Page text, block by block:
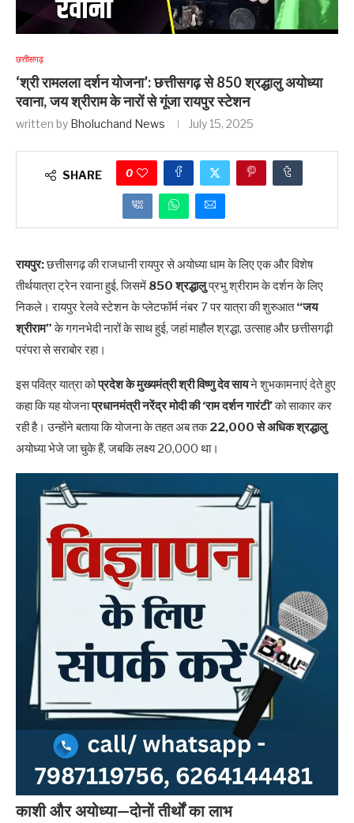
छत्तीसगढ़
‘श्री रामलला दर्शन योजना’: छत्तीसगढ़ से 850 श्रद्धालु अयोध्या
रवाना, जय श्रीराम के नारों से गूंजा रायपुर स्टेशन
written by Bholuchand News July 15, 2025
SHARE 0
रायपुर:छत्तीसगढ़ की राजधानी रायपुर से अयोध्या धाम के लिए एक और विशेष
तीर्थयात्रा ट्रेन रवाना हुई, जिसमें 850 श्रद्धालुप्रभु श्रीराम के दर्शन के लिए
निकले। रायपुर रेलवे स्टेशन के प्लेटफॉर्म नंबर 7 पर यात्रा की शुरुआत“जय
श्रीराम”के गगनभेदी नारों के साथ हुई, जहां माहौल श्रद्धा, उत्साह और छत्तीसगढ़ी
परंपरा से सराबोर रहा।
इस पवित्र यात्रा कोप्रदेश के मुख्यमंत्री श्री विष्णु देव सायने शुभकामनाएं देते हुए
कहा कि यह योजनाप्रधानमंत्री नरेंद्र मोदी की ‘राम दर्शन गारंटी’को साकार कर
रही है। उन्होंने बताया कि योजना के तहत अब तक22,000 से अधिक श्रद्धालु
अयोध्या भेजे जा चुके हैं, जबकि लक्ष्य 20,000 था।
काशी और अयोध्या—दोनों तीर्थों का लाभ